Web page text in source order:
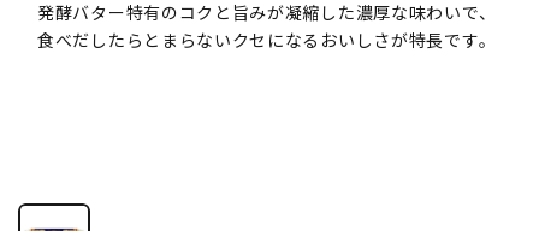
発酵バター特有のコクと旨みが凝縮した濃厚な味わいで、
食べだしたらとまらないクセになるおいしさが特長です。